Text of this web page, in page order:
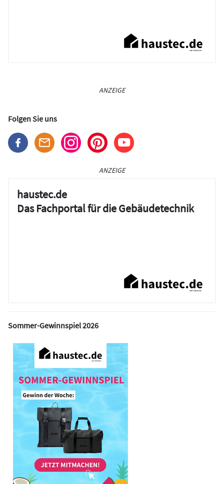
ANZEIGE
Folgen Sie uns
ANZEIGE
haustec.de
Das Fachportal für die Gebäudetechnik
Sommer-Gewinnspiel 2026